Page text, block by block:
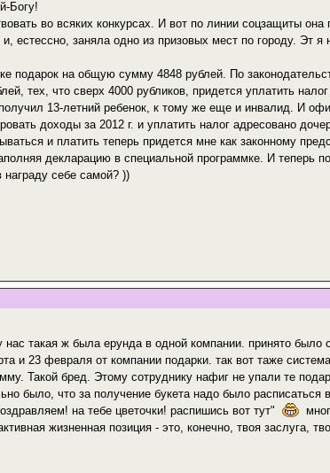
Богу!
во всяких конкурсах. И вот по линии соцзащиты
естессно, заняла одно из призовых мест по городу. Эт
подарок на общую сумму 4848 рублей. По
тех, что сверх 4000 рубликов, придется уплатить
13-летний ребенок, к тому же еще и инвалид. И
доходы за 2012 г. и уплатить налог адресовано
и платить теперь придется мне как законному
декларацию в специальной программке. И теперь
награду себе самой? ))
такая ж была ерунда в одной компании. принято было
и 23 февраля от компании подарки. так вот таже
Такой бред. Этому сотруднику нафиг не упали те
было, что за получение букета надо было
на тебе цветочки! распишись вот тут"
жизненная позиция - это, конечно, твоя заслуга,